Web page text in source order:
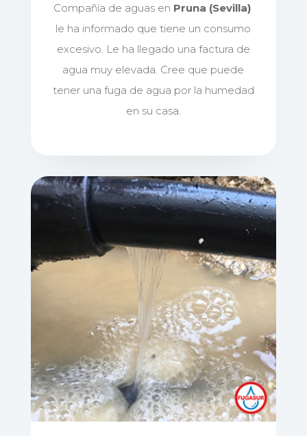
Compañía de aguas en Pruna (Sevilla)
le ha informado que tiene un consumo
excesivo. Le ha llegado una factura de
agua muy elevada. Cree que puede
tener una fuga de agua por la humedad
en su casa.